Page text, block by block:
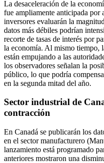
La desaceleración de la
fue ampliamente anticipada por
inversores evaluarán la
datos más débiles podrían
recorte de tasas de interés por
la economía. Al mismo tiempo,
están empujando a las
los observadores señalan la
público, lo que podría
en la segunda mitad del año.
Sector industrial de
contracción
En Canadá se publicarán los
en el sector manufacturero
lanzamiento está programado
anteriores mostraron una